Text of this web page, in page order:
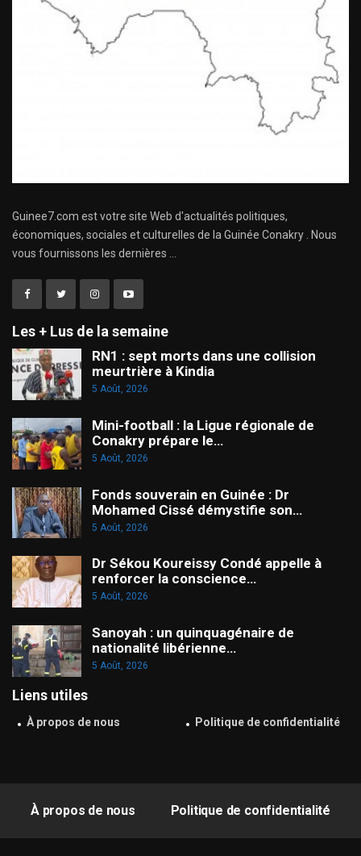
Guinee7.com est votre site Web d'actualités politiques,
économiques, sociales et culturelles de la Guinée Conakry . Nous
vous fournissons les dernières ...
Les + Lus de la semaine
RN1 : sept morts dans une collision
meurtrière à Kindia
5 Août, 2026
Mini-football : la Ligue régionale de
Conakry prépare le…
5 Août, 2026
Fonds souverain en Guinée : Dr
Mohamed Cissé démystifie son…
5 Août, 2026
Dr Sékou Koureissy Condé appelle à
renforcer la conscience…
5 Août, 2026
Sanoyah : un quinquagénaire de
nationalité libérienne…
5 Août, 2026
Liens utiles
À propos de nous Politique de confidentialité
À propos de nous Politique de confidentialité